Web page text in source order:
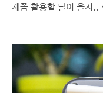
제쯤 활용할 날이 올지